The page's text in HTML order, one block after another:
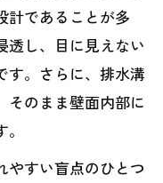
計であることが多
透し、目に見えない
す。さらに、排水溝
そのまま壁面内部に
やすい盲点のひとつ